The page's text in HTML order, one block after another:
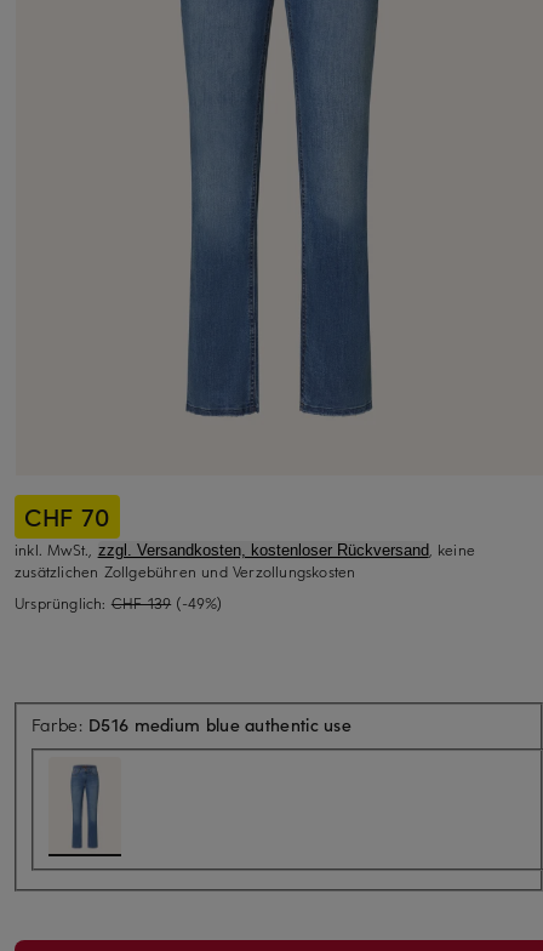
CHF 70
inkl. MwSt., zzgl. Versandkosten, kostenloser Rückversand, keine
zusätzlichen Zollgebühren und Verzollungskosten
Ursprünglich: CHF 139 (-49%)
Farbe: D516 medium blue authentic use